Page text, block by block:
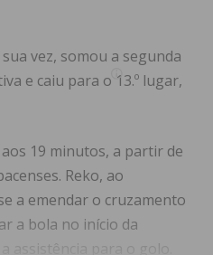
vez, somou a segunda
e caiu para o 13.º lugar,
19 minutos, a partir de
Reko, ao
a emendar o cruzamento
a bola no início da
assistência para o golo.